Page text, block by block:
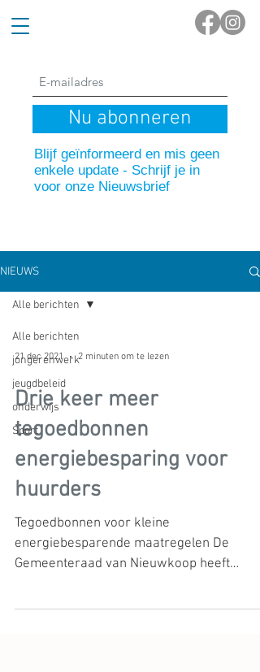
Nu abonneren
Blijf geïnformeerd en mis geen
enkele update - Schrijf je in
voor onze Nieuwsbrief
NIEUWS
Alle berichten
jongerenwerk
jeugdbeleid
onderwijs
Sport
Alle berichten
21 dec 2021 2 minuten om te lezen
Drie keer meer
tegoedbonnen
energiebesparing voor
huurders
Tegoedbonnen voor kleine
energiebesparende maatregelen De
Gemeenteraad van Nieuwkoop heeft
ronde...